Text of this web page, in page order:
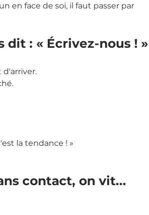
en face de soi, il faut passer par
dit : « Écrivez-nous ! »
d'arriver.
la tendance ! »
contact, on vit...